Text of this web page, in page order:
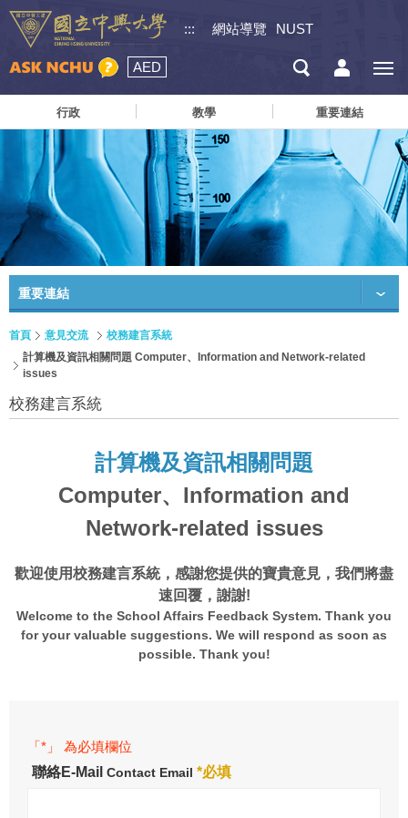
::: 網站導覽 NUST
AED
行政 教學 重要連結
重要連結
首頁 意見交流
校務建言系統
計算機及資訊相關問題 Computer、Information and Network-related
issues
校務建言系統
計算機及資訊相關問題
Computer、Information and
Network-related issues
歡迎使用校務建言系統，感謝您提供的寶貴意見，我們將盡
速回覆，謝謝!
Welcome to the School Affairs Feedback System. Thank you
for your valuable suggestions. We will respond as soon as
possible. Thank you!
「*」 為必填欄位
聯絡E-Mail Contact Email *必填